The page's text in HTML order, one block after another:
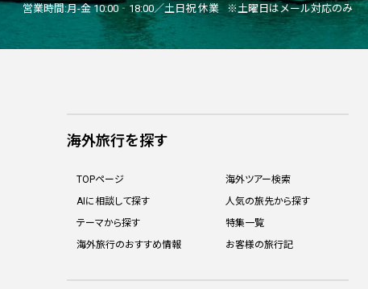
営業時間:月-金 10:00‐18:00／土日祝 休業 ※土曜日はメール対応のみ
海外旅行を探す
TOPページ
海外ツアー検索
AIに相談して探す
人気の旅先から探す
テーマから探す
特集一覧
海外旅行のおすすめ情報
お客様の旅行記